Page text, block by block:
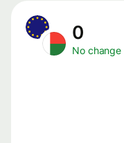
0
No change